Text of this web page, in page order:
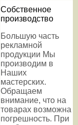
Собственное
производство
Большую часть
рекламной
продукции Мы
производим в
Наших
мастерских.
Обращаем
внимание, что на
товарах возможна
погрешность. При